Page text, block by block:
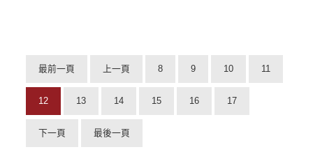
最前一頁 上一頁 8 9 10 11
12 13 14 15 16 17
下一頁 最後一頁